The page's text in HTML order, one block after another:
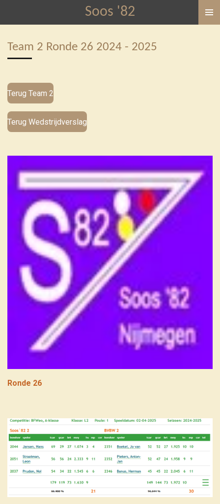
direct
de
hoofdinhoud
Soos '82
Team 2 Ronde 26 2024 - 2025
Terug Team 2
Terug Wedstrijdverslag
Ronde 26